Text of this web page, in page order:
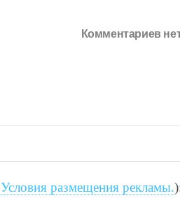
Комментариев
Условия размещения рекламы.